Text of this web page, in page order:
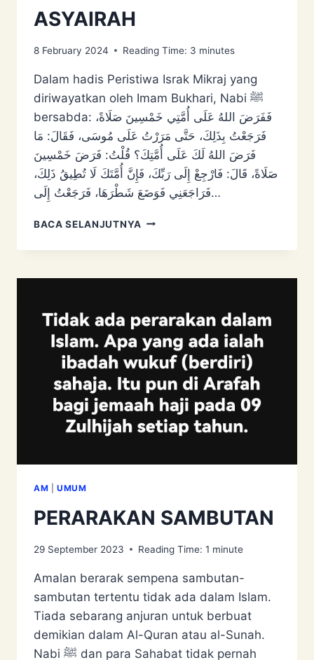
ASYAIRAH
8 February 2024 Reading Time: 3 minutes
Dalam hadis Peristiwa Israk Mikraj yang
diriwayatkan oleh Imam Bukhari, Nabi ﷺ
bersabda: فَفَرَضَ اللهُ عَلَى أُمَّتِي خَمْسِينَ صَلَاةً،
فَرَجَعْتُ بِذَلِكَ، حَتَّى مَرَرْتُ عَلَى مُوسَى، فَقَالَ: مَا
فَرَضَ اللهُ لَكَ عَلَى أُمَّتِكَ؟ قُلْتُ: فَرَضَ خَمْسِينَ
صَلَاةً، قَالَ: فَارْجِعْ إِلَى رَبِّكَ، فَإِنَّ أُمَّتَكَ لَا تُطِيقُ ذَلِكَ،
فَرَاجَعَنِي فَوَضَعَ شَطْرَهَا، فَرَجَعْتُ إِلَى…
BACA SELANJUTNYA PERISTIWA
MIKRAJ:
&
ASYAIRAH
AM UMUM
PERARAKAN SAMBUTAN
29 September 2023 Reading Time: 1 minute
Amalan berarak sempena sambutan-
sambutan tertentu tidak ada dalam Islam.
Tiada sebarang anjuran untuk berbuat
demikian dalam Al-Quran atau al-Sunah.
Nabi ﷺ dan para Sahabat tidak pernah